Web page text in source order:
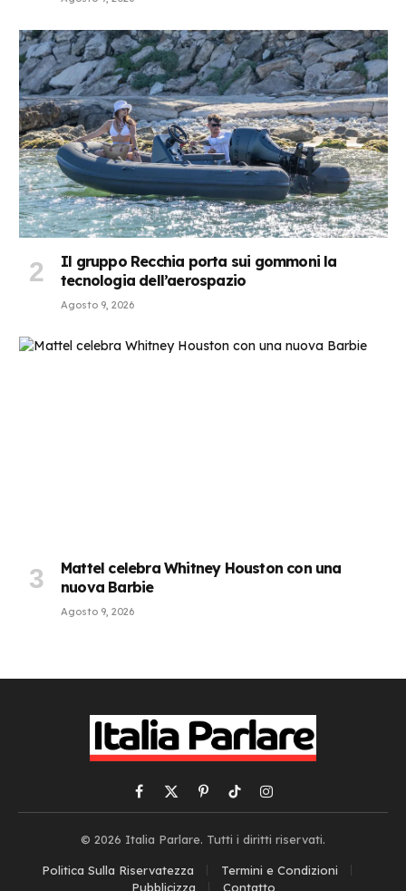
Il gruppo Recchia porta sui gommoni la
tecnologia dell’aerospazio
Agosto 9, 2026
Mattel celebra Whitney Houston con una
nuova Barbie
Agosto 9, 2026
Facebook
X
(Twitter)
PinterestTikTokInstagram
© 2026 Italia Parlare. Tutti i diritti riservati.
Politica Sulla Riservatezza
Termini e Condizioni
Pubblicizza
Contatto